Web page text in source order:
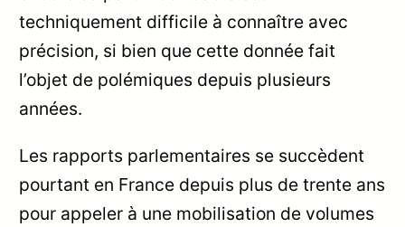
techniquement difficile à connaître avec
précision, si bien que cette donnée fait
l’objet de polémiques depuis plusieurs
années.
Les rapports parlementaires se succèdent
pourtant en France depuis plus de trente ans
pour appeler à une mobilisation de volumes